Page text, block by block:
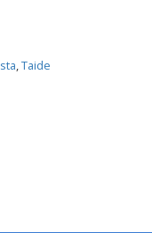
,Taide